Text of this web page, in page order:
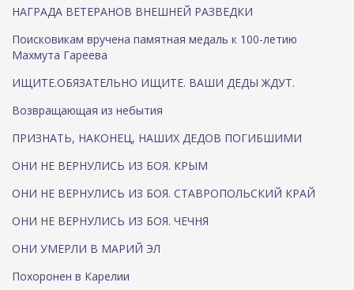
НАГРАДА ВЕТЕРАНОВ ВНЕШНЕЙ РАЗВЕДКИ
Поисковикам вручена памятная медаль к 100-летию
Махмута Гареева
ИЩИТЕ.ОБЯЗАТЕЛЬНО ИЩИТЕ. ВАШИ ДЕДЫ ЖДУТ.
Возвращающая из небытия
ПРИЗНАТЬ, НАКОНЕЦ, НАШИХ ДЕДОВ ПОГИБШИМИ
ОНИ НЕ ВЕРНУЛИСЬ ИЗ БОЯ. КРЫМ
ОНИ НЕ ВЕРНУЛИСЬ ИЗ БОЯ. СТАВРОПОЛЬСКИЙ КРАЙ
ОНИ НЕ ВЕРНУЛИСЬ ИЗ БОЯ. ЧЕЧНЯ
ОНИ УМЕРЛИ В МАРИЙ ЭЛ
Похоронен в Карелии